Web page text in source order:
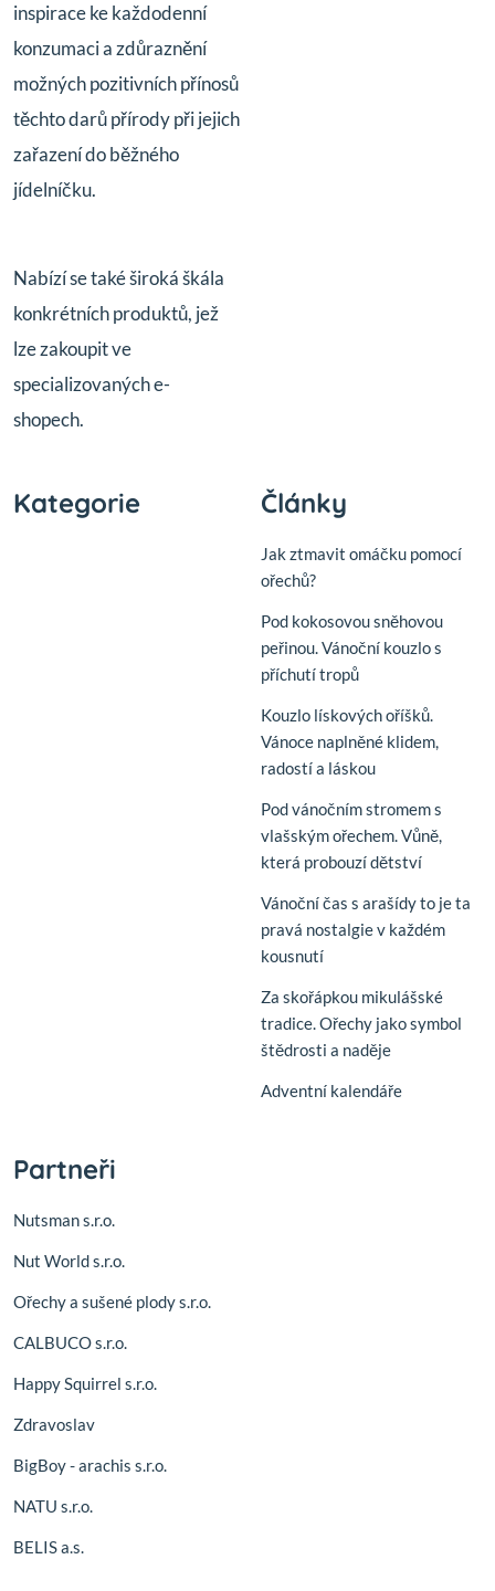
inspirace ke každodenní
konzumaci a zdůraznění
možných pozitivních přínosů
těchto darů přírody při jejich
zařazení do běžného
jídelníčku.
Nabízí se také široká škála
konkrétních produktů, jež
lze zakoupit ve
specializovaných e-
shopech.
Kategorie Články
Jak ztmavit omáčku pomocí
ořechů?
Pod kokosovou sněhovou
peřinou. Vánoční kouzlo s
příchutí tropů
Kouzlo lískových oříšků.
Vánoce naplněné klidem,
radostí a láskou
Pod vánočním stromem s
vlašským ořechem. Vůně,
která probouzí dětství
Vánoční čas s arašídy to je ta
pravá nostalgie v každém
kousnutí
Za skořápkou mikulášské
tradice. Ořechy jako symbol
štědrosti a naděje
Adventní kalendáře
Partneři
Nutsman s.r.o.
Nut World s.r.o.
Ořechy a sušené plody s.r.o.
CALBUCO s.r.o.
Happy Squirrel s.r.o.
Zdravoslav
BigBoy - arachis s.r.o.
NATU s.r.o.
BELIS a.s.